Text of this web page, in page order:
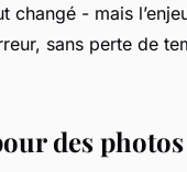
changé - mais
sans perte de
des